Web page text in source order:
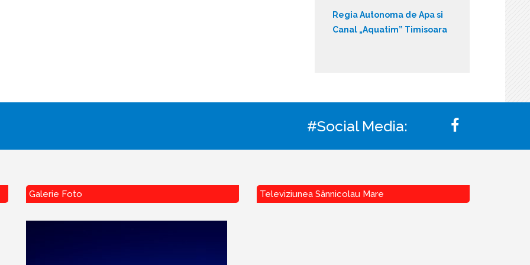
Regia Autonoma de Apa si
Canal „Aquatim” Timisoara
#Social Media:
Galerie Foto Televiziunea Sânnicolau Mare